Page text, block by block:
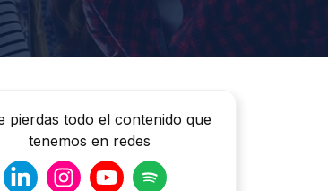
pierdas todo el contenido que
tenemos en redes